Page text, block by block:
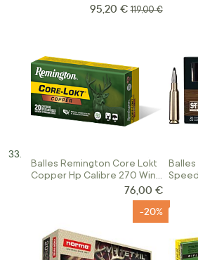
Prix Spécial
95,20 € Prix normal
119,00 €
Balles Remington Core Lokt
Copper Hp Calibre 270 Win
76,00 €
Balles
-20%